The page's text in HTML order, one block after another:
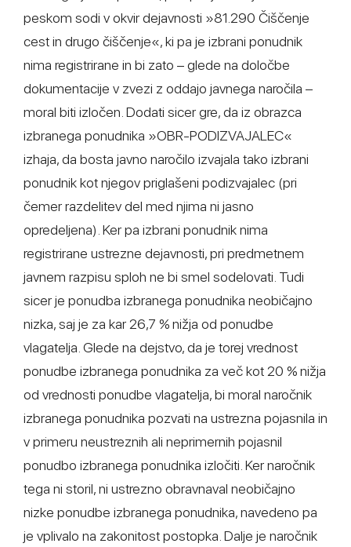
peskom sodi v okvir dejavnosti »81.290 Čiščenje
cest in drugo čiščenje«, ki pa je izbrani ponudnik
nima registrirane in bi zato – glede na določbe
dokumentacije v zvezi z oddajo javnega naročila –
moral biti izločen. Dodati sicer gre, da iz obrazca
izbranega ponudnika »OBR-PODIZVAJALEC«
izhaja, da bosta javno naročilo izvajala tako izbrani
ponudnik kot njegov priglašeni podizvajalec (pri
čemer razdelitev del med njima ni jasno
opredeljena). Ker pa izbrani ponudnik nima
registrirane ustrezne dejavnosti, pri predmetnem
javnem razpisu sploh ne bi smel sodelovati. Tudi
sicer je ponudba izbranega ponudnika neobičajno
nizka, saj je za kar 26,7 % nižja od ponudbe
vlagatelja. Glede na dejstvo, da je torej vrednost
ponudbe izbranega ponudnika za več kot 20 % nižja
od vrednosti ponudbe vlagatelja, bi moral naročnik
izbranega ponudnika pozvati na ustrezna pojasnila in
v primeru neustreznih ali neprimernih pojasnil
ponudbo izbranega ponudnika izločiti. Ker naročnik
tega ni storil, ni ustrezno obravnaval neobičajno
nizke ponudbe izbranega ponudnika, navedeno pa
je vplivalo na zakonitost postopka. Dalje je naročnik